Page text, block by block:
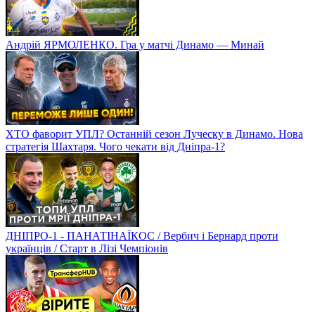
Андрій ЯРМОЛЕНКО. Гра у матчі Динамо — Минай
ХТО фаворит УПЛ? Останній сезон Луческу в Динамо. Нова
стратегія Шахтаря. Чого чекати від Дніпра-1?
ДНІПРО-1 - ПАНАТІНАЇКОС / Вербич і Бернард проти
українців / Старт в Лізі Чемпіонів